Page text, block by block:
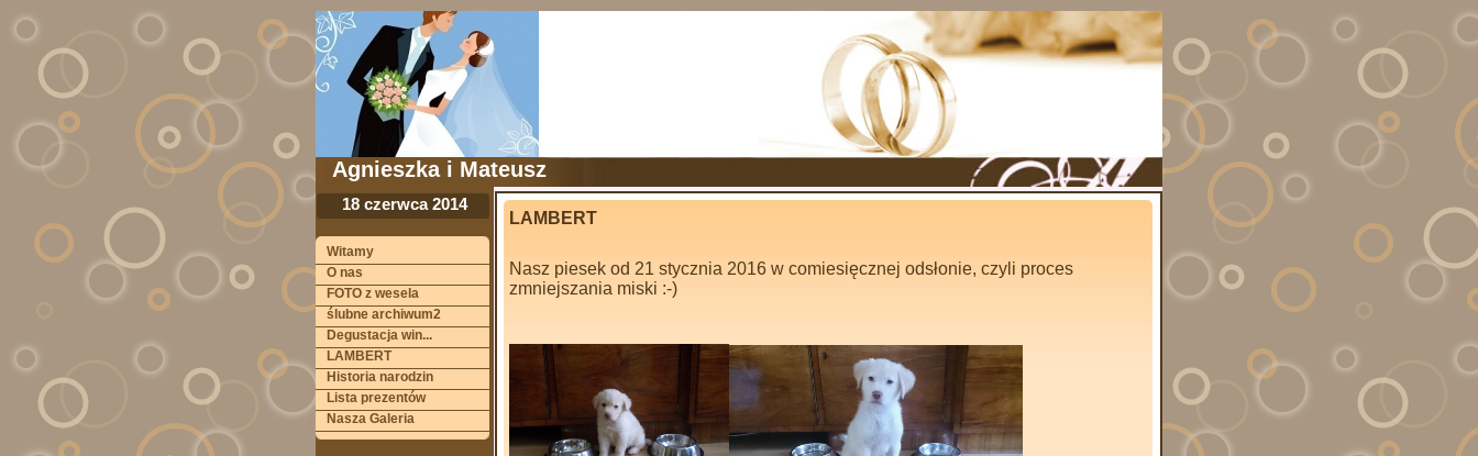
Agnieszka i Mateusz
18 czerwca 2014
Witamy
O nas
FOTO z wesela
ślubne archiwum2
Degustacja win...
LAMBERT
Historia narodzin
Lista prezentów
Nasza Galeria
LAMBERT
Nasz piesek od 21 stycznia 2016 w comiesięcznej odsłonie, czyli proces
zmniejszania miski :-)